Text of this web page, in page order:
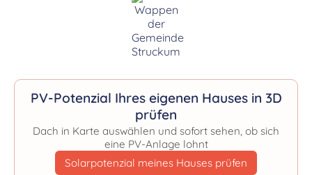
PV-Potenzial Ihres eigenen Hauses in 3D
prüfen
Dach in Karte auswählen und sofort sehen, ob sich
eine PV-Anlage lohnt
Solarpotenzial meines Hauses prüfen